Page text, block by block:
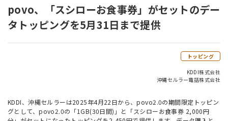
povo、「スシローお食事券」がセットのデー
タトッピングを5月31日まで提供
トッピング
KDDI株式会社
沖縄セルラー電話株式会社
KDDI、沖縄セルラーは2025年4月22日から、povo2.0の期間限定トッピン
グとして、povo2.0の「1GB(30日間)」と「スシローお食事券 2,000円